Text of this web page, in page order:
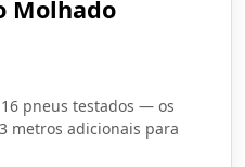
Molhado
pneus testados — os
metros adicionais para